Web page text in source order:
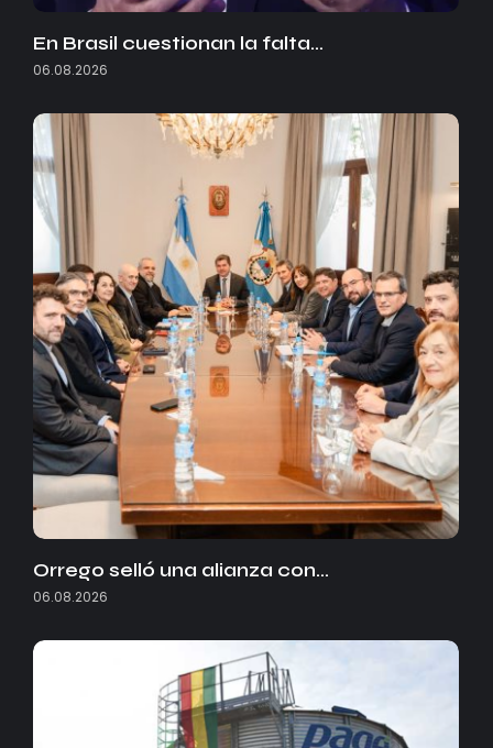
En Brasil cuestionan la falta…
06.08.2026
Orrego selló una alianza con…
06.08.2026